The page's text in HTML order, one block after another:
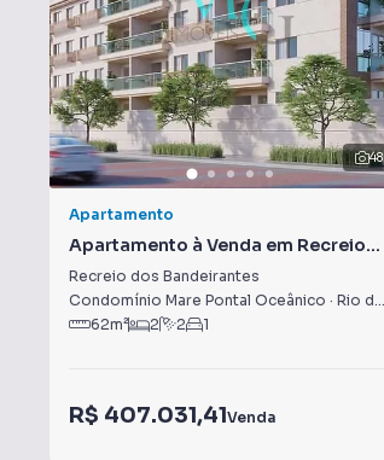
48
Apartamento
Apartamento à Venda em Recreio
dos Bandeirantes
Recreio dos Bandeirantes
Condomínio Mare Pontal Oceânico · Rio de Janeiro
62m² 2 2 1
R$ 407.031,41Venda